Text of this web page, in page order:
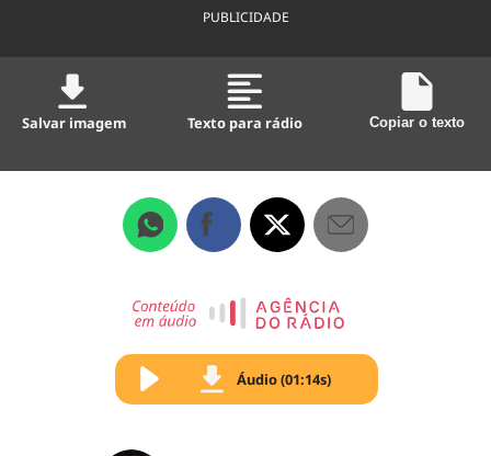
PUBLICIDADE
Salvar imagem Texto para rádio Copiar o texto
Áudio (01:14s)